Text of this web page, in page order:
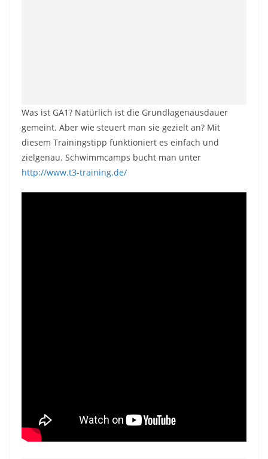
Was ist GA1? Natürlich ist die Grundlagenausdauer
gemeint. Aber wie steuert man sie gezielt an? Mit
diesem Trainingstipp funktioniert es einfach und
zielgenau. Schwimmcamps bucht man unter
http://www.t3-training.de/